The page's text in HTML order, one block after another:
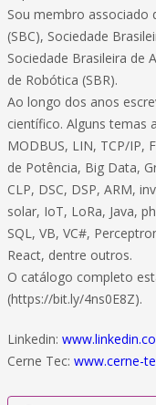
Sou membro associado
(SBC), Sociedade
Sociedade Brasileira de
de Robótica (SBR).
Ao longo dos anos
científico. Alguns temas
MODBUS, LIN, TCP/IP,
de Potência, Big Data,
CLP, DSC, DSP, ARM,
solar, IoT, LoRa, Java,
SQL, VB, VC#,
React, dentre outros.
O catálogo completo
(https://bit.ly/4ns0E8Z).
Linkedin:
Cerne Tec: www.cerne-